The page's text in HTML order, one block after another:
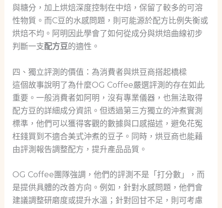
與糖分，加上烘焙深度控制在中焙，保留了較多的可溶
性物質。而C豆的水感問題，則可能源於配方比例失衡或
烘焙不均。阿明因此學會了如何從成分與烘焙曲線初步
判斷一支配方豆的適性。
四、獨立評測的價值：為消費者與烘豆商搭起橋樑
這個故事說明了為什麼OG Coffee嚴選評測的存在如此
重要。一般消費者如阿明，沒有專業儀器，也無法取得
配方豆的詳細成分資訊。但透過第三方獨立的沖煮實測
標準，他們可以獲得客觀的數據與口感描述，避免花冤
枉錢買到不適合美式沖煮的豆子。同時，烘豆商也能藉
由評測報告調整配方，提升產品品質。
OG Coffee團隊強調，他們的評測不是「打分數」，而
是提供具體的改善方向。例如，針對水感問題，他們會
建議調整研磨度或提升水溫；針對回甘不足，則可考慮